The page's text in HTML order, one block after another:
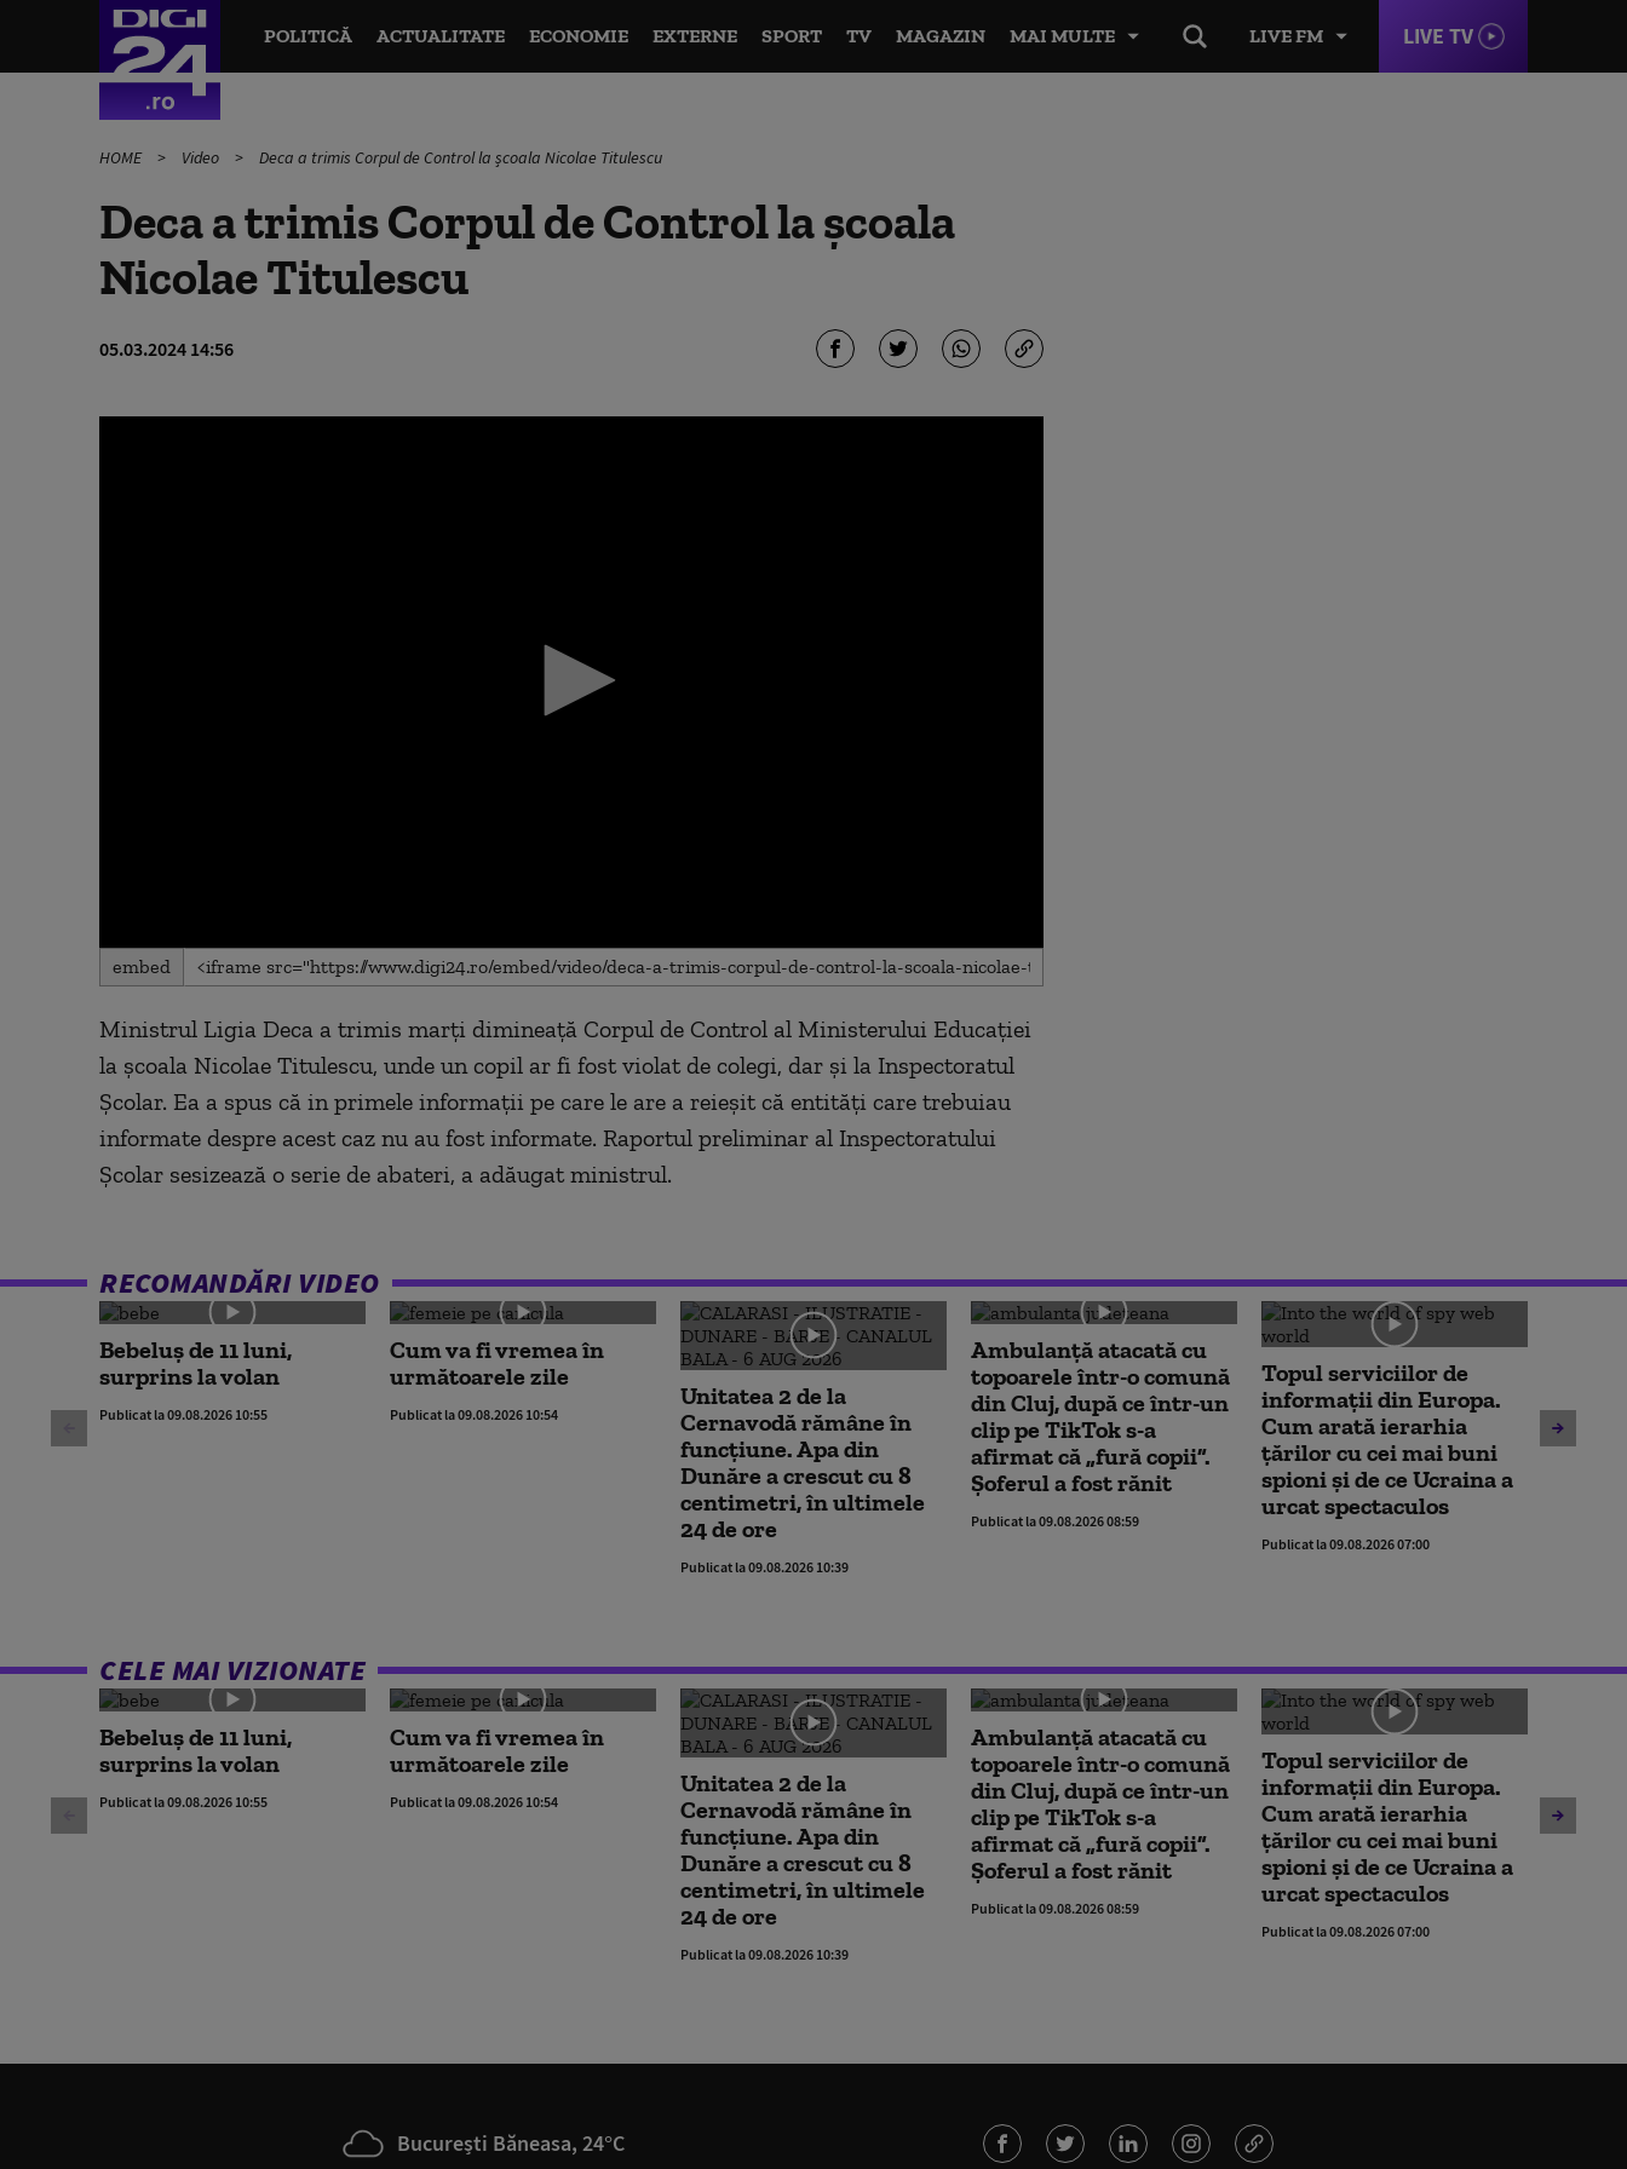
LIVE FM LIVE TV
POLITICĂ ACTUALITATE ECONOMIE EXTERNE SPORT TV MAGAZIN MAI MULTE
HOME Video Deca a trimis Corpul de Control la școala Nicolae Titulescu
Deca a trimis Corpul de Control la școala
Nicolae Titulescu
05.03.2024 14:56
0
seconds
secondsVolume
90%
embed
Ministrul Ligia Deca a trimis marți dimineață Corpul de Control al Ministerului Educației
la școala Nicolae Titulescu, unde un copil ar fi fost violat de colegi, dar și la Inspectoratul
Școlar. Ea a spus că in primele informații pe care le are a reieșit că entități care trebuiau
informate despre acest caz nu au fost informate. Raportul preliminar al Inspectoratului
Școlar sesizează o serie de abateri, a adăugat ministrul.
RECOMANDĂRI VIDEO
Bebeluș de 11 luni,
surprins la volan
Publicat la 09.08.2026 10:55
Cum va fi vremea în
următoarele zile
Publicat la 09.08.2026 10:54
Unitatea 2 de la
Cernavodă rămâne în
funcțiune. Apa din
Dunăre a crescut cu 8
centimetri, în ultimele
24 de ore
Publicat la 09.08.2026 10:39
Ambulanţă atacată cu
topoarele într-o comună
din Cluj, după ce într-un
clip pe TikTok s-a
afirmat că „fură copii”.
Șoferul a fost rănit
Publicat la 09.08.2026 08:59
Topul serviciilor de
informații din Europa.
Cum arată ierarhia
țărilor cu cei mai buni
spioni și de ce Ucraina a
urcat spectaculos
Publicat la 09.08.2026 07:00
CELE MAI VIZIONATE
Bebeluș de 11 luni,
surprins la volan
Publicat la 09.08.2026 10:55
Cum va fi vremea în
următoarele zile
Publicat la 09.08.2026 10:54
Unitatea 2 de la
Cernavodă rămâne în
funcțiune. Apa din
Dunăre a crescut cu 8
centimetri, în ultimele
24 de ore
Publicat la 09.08.2026 10:39
Ambulanţă atacată cu
topoarele într-o comună
din Cluj, după ce într-un
clip pe TikTok s-a
afirmat că „fură copii”.
Șoferul a fost rănit
Publicat la 09.08.2026 08:59
Topul serviciilor de
informații din Europa.
Cum arată ierarhia
țărilor cu cei mai buni
spioni și de ce Ucraina a
urcat spectaculos
Publicat la 09.08.2026 07:00
București Băneasa, 24°C